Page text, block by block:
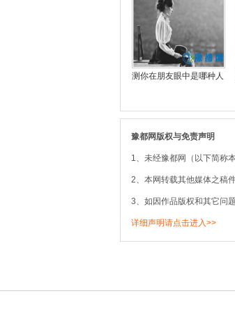
测你在朋友眼中是哪种人
豫都网版权与免责声明
1、未经豫都网（以下简称
2、本网转载其他媒体之稿
3、如因作品版权和其它问
详细声明请点击进入>>